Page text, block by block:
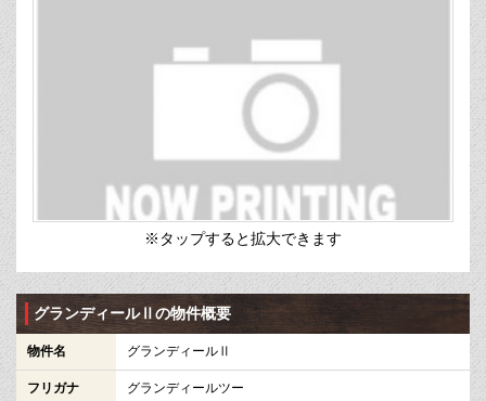
※タップすると拡大できます
グランディールⅡの物件概要
物件名 グランディールⅡ
フリガナ グランディールツー